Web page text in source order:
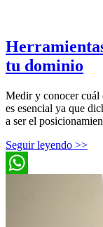
tu dominio
Medir y conocer cuál
es esencial ya que
a ser el
Seguir leyendo >>